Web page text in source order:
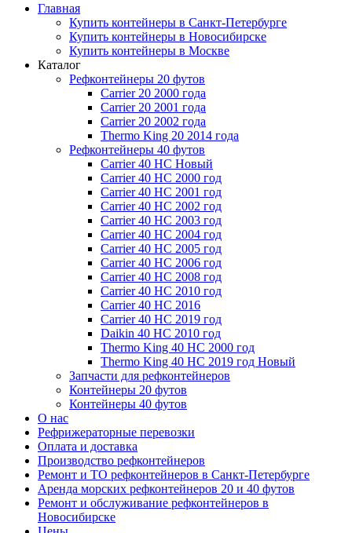
Главная
Купить контейнеры в Санкт-Петербурге
Купить контейнеры в Новосибирске
Купить контейнеры в Москве
Каталог
Рефконтейнеры 20 футов
Carrier 20 2000 года
Carrier 20 2001 года
Carrier 20 2002 года
Thermo King 20 2014 года
Рефконтейнеры 40 футов
Carrier 40 HC Новый
Carrier 40 HC 2000 год
Carrier 40 HC 2001 год
Carrier 40 HC 2002 год
Carrier 40 HC 2003 год
Carrier 40 HC 2004 год
Carrier 40 HC 2005 год
Carrier 40 HC 2006 год
Carrier 40 HC 2008 год
Carrier 40 HC 2010 год
Carrier 40 HC 2016
Carrier 40 HC 2019 год
Daikin 40 HC 2010 год
Thermo King 40 HC 2000 год
Thermo King 40 HC 2019 год Новый
Запчасти для рефконтейнеров
Контейнеры 20 футов
Контейнеры 40 футов
О нас
Рефрижераторные перевозки
Оплата и доставка
Производство рефконтейнеров
Ремонт и ТО рефконтейнеров в Санкт-Петербурге
Аренда морских рефконтейнеров 20 и 40 футов
Ремонт и обслуживание рефконтейнеров в
Новосибирске